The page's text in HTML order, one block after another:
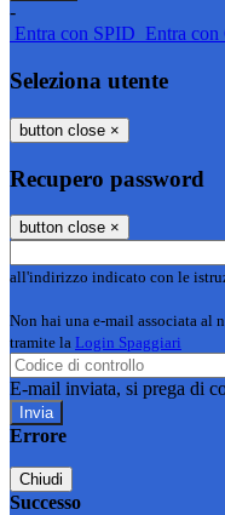
-
Entra con SPID Entra con
Seleziona utente
button close ×
Recupero password
button close ×
all'indirizzo indicato con le
Non hai una e-mail associata al
tramite la Login Spaggiari
E-mail inviata, si prega di
Errore
Chiudi
Successo